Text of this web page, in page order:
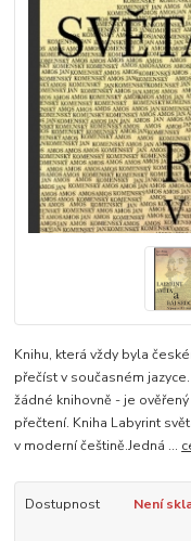
Knihu, která vždy byla
přečíst v současném
žádné knihovně - je
přečtení. Kniha Labyrint
v moderní češtině.Jedná ...
Dostupnost Není